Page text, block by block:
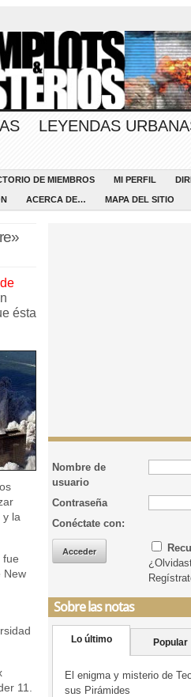
LEYENDAS
DE MIEMBROS MI PERFIL
ACERCA DE… MAPA DEL SITIO
ésta
y la
fue
New
11.
Nombre de
usuario
Contraseña
Conéctate con:
Sobre las notas
Lo último Popular
El enigma y misterio de
sus Pirámides